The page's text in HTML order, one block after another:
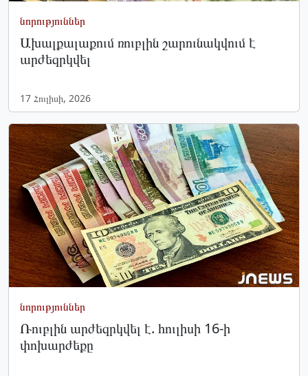
նորություններ
Ախալքալաքում ռուբլին շարունակվում է
արժեզրկվել
17 Հուլիսի, 2026
նորություններ
Ռուբլին արժեզրկվել է. հուլիսի 16-ի
փոխարժեքը